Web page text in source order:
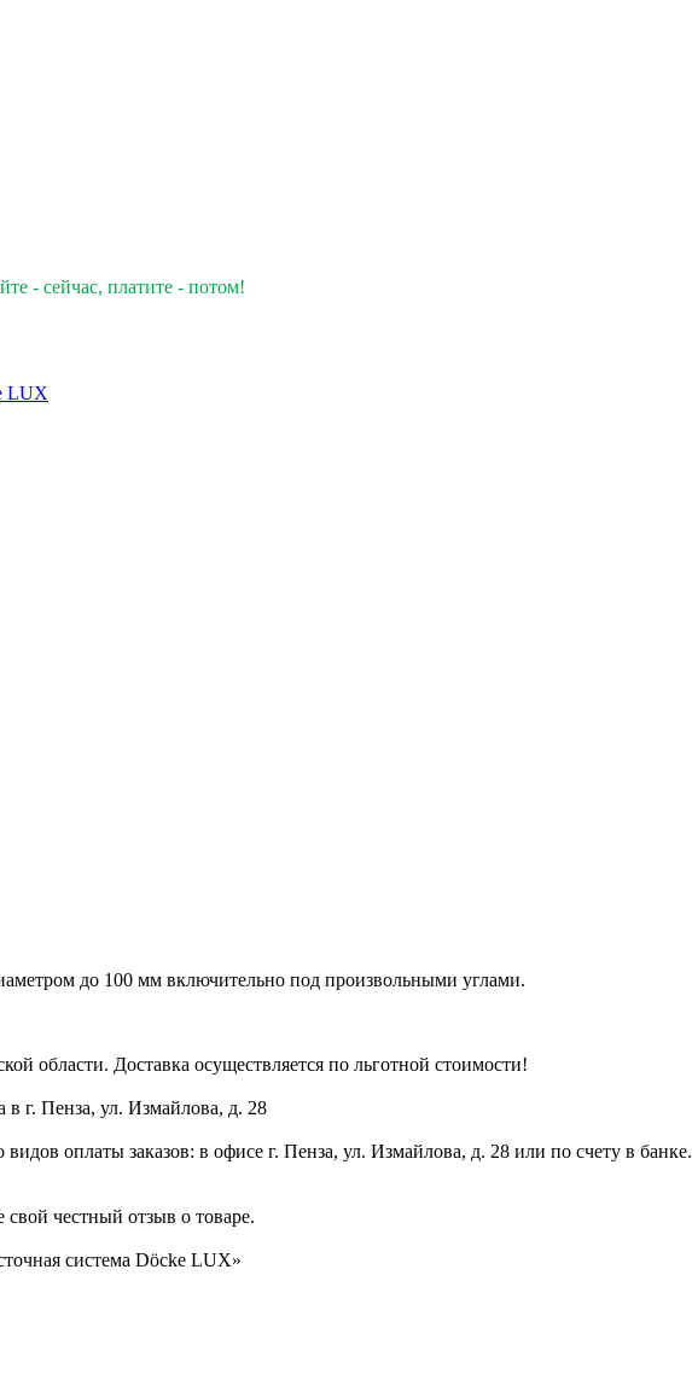
- сейчас, платите - потом!
LUX
до 100 мм включительно под произвольными углами.
области. Доставка осуществляется по льготной стоимости!
в г. Пенза, ул. Измайлова, д. 28
оплаты заказов: в офисе г. Пенза, ул. Измайлова, д. 28 или по счету в банке.
честный отзыв о товаре.
система Döcke LUX»